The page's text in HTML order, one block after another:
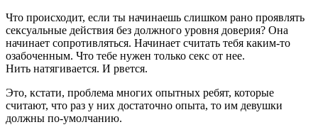
Что происходит, если ты начинаешь слишком рано проявлять
сексуальные действия без должного уровня доверия? Она
начинает сопротивляться. Начинает считать тебя каким-то
озабоченным. Что тебе нужен только секс от нее.
Нить натягивается. И рвется.
Это, кстати, проблема многих опытных ребят, которые
считают, что раз у них достаточно опыта, то им девушки
должны по-умолчанию.